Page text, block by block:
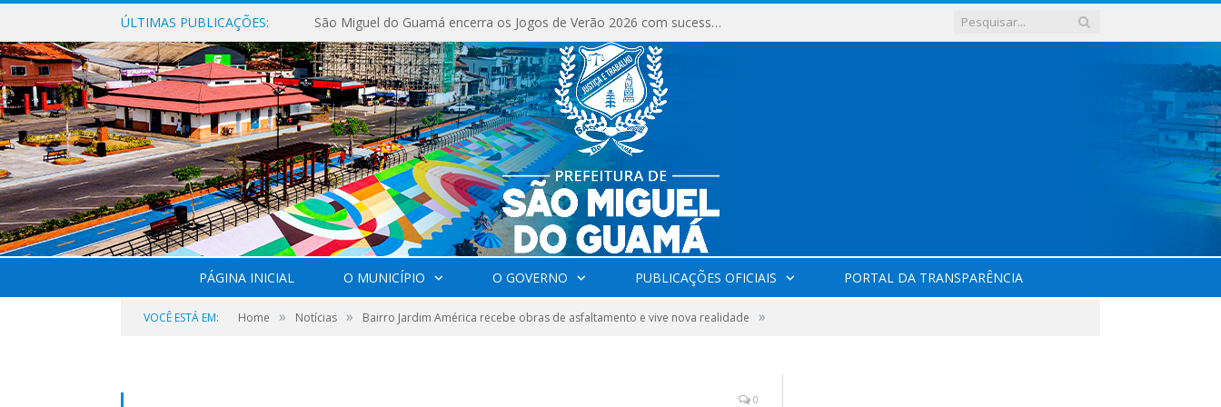
ÚLTIMAS PUBLICAÇÕES: São Miguel do Guamá encerra os Jogos de Verão 2026 com sucesso de público e competições.
PÁGINA INICIAL O MUNICÍPIO O GOVERNO PUBLICAÇÕES OFICIAIS PORTAL DA TRANSPARÊNCIA
VOCÊ ESTÁ EM: Home » Notícias » Bairro Jardim América recebe obras de asfaltamento e vive nova realidade »
0